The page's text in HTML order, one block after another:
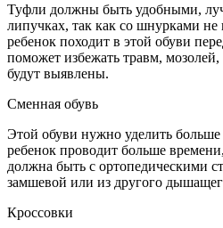
Туфли должны быть удобными,
липучках, так как со шнурками не
ребенок походит в этой обуви
поможет избежать травм,
будут выявлены.
Сменная обувь
Этой обуви нужно уделить
ребенок проводит больше
должна быть с ортопедическими
замшевой или из другого
Кроссовки